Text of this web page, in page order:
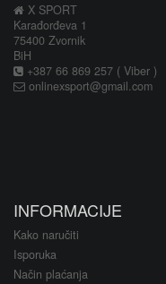
X SPORT
Karađorđeva 1
75400 Zvornik
BiH
+387 66 869 257 ( Viber )
onlinexsport@gmail.com
INFORMACIJE
Kako naručiti
Isporuka
Način plaćanja